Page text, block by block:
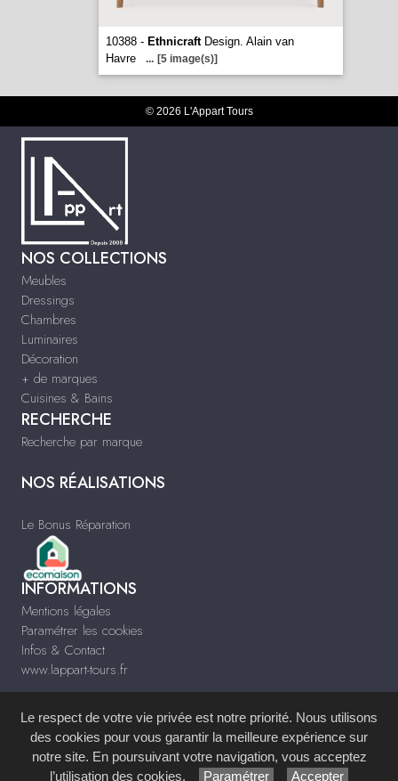
10388 - EthnicraftDesign. Alain van
Havre
... [5 image(s)]
© 2026 L'Appart Tours
NOS COLLECTIONS
Meubles
Dressings
Chambres
Luminaires
Décoration
+ de marques
Cuisines & Bains
RECHERCHE
Recherche par marque
NOS RÉALISATIONS
Le Bonus Réparation
INFORMATIONS
Mentions légales
Paramétrer les cookies
Infos & Contact
www.lappart-tours.fr
Site réalisé avec leSystème de Gestion de Contenu (SGC)imagenia, créé et
Le respect de votre vie privée est notre priorité. Nous utilisons
des cookies pour vous garantir la meilleure expérience sur
notre site. En poursuivant votre navigation, vous acceptez
l’utilisation des cookies.
Paramétrer Accepter